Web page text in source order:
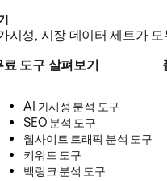
시성, 시장 데이터 세트가
료 도구 살펴보기
AI 가시성 분석 도구
SEO 분석 도구
웹사이트 트래픽 분석 도구
키워드 도구
백링크 분석 도구